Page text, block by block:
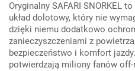
Oryginalny SAFARI SNORKEL
układ dolotowy, który nie
dzięki niemu dodatkowo
zanieczyszczeniami z
bezpieczeństwo i komfort
potwierdzają miliony fanów off-